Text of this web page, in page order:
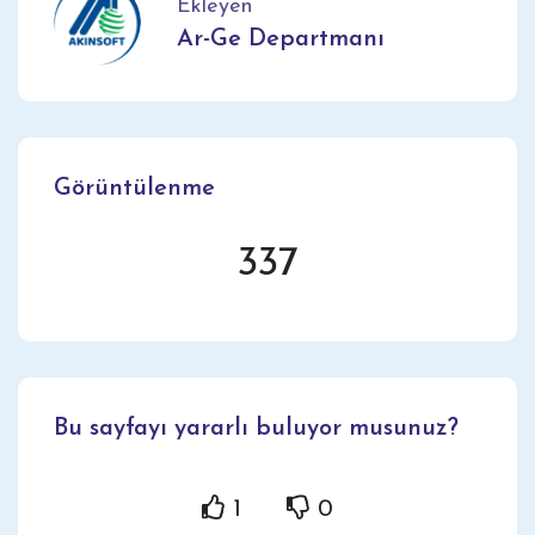
Ekleyen
Ar-Ge Departmanı
Görüntülenme
337
Bu sayfayı yararlı buluyor musunuz?
1 0